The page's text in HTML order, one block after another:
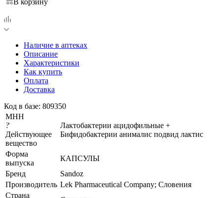
Наличие в аптеках
Описание
Характеристики
Как купить
Оплата
Доставка
Код в базе: 809350
МНН
?
Действующее
вещество
Лактобактерии ацидофильные +
Бифидобактерии анималис подвид лактис
Форма
выпуска
КАПСУЛЫ
Бренд
Sandoz
Производитель Lek Pharmaceutical Company; Словения
Страна